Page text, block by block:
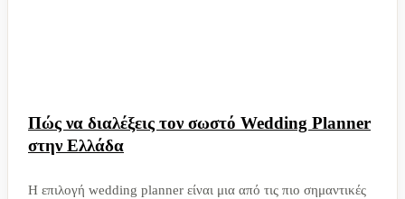
Πώς να διαλέξεις τον σωστό Wedding Planner
στην Ελλάδα
Η επιλογή wedding planner είναι μια από τις πιο σημαντικές